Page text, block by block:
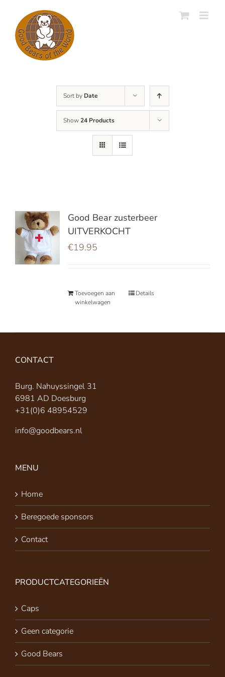
content
Sort by Date
Show24 Products
Good Bear zusterbeer
UITVERKOCHT
€19.95
Toevoegen aan
winkelwagen
Details
CONTACT
Burg. Nahuyssingel 31
6981 AD Doesburg
+31(0)6 48954529
info@goodbears.nl
MENU
Home
Beregoede sponsors
Contact
PRODUCTCATEGORIEËN
Caps
Geen categorie
Good Bears